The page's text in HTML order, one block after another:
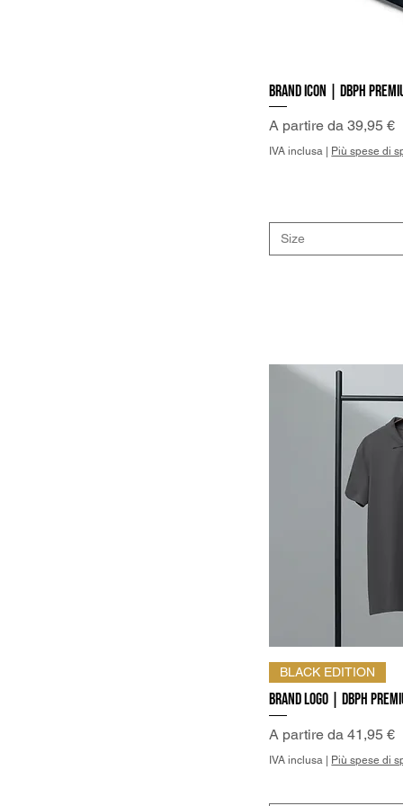
Brand Icon | DBPh
A partire da39,95 €
Prezzo scontato
IVA inclusa Più spese di
Size
BLACK EDITION
Brand Logo | DBPh
A partire da41,95 €
Prezzo scontato
IVA inclusa | Più spese di